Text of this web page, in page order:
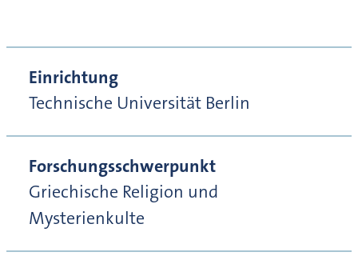
Einrichtung
Technische Universität Berlin
Forschungsschwerpunkt
Griechische Religion und
Mysterienkulte